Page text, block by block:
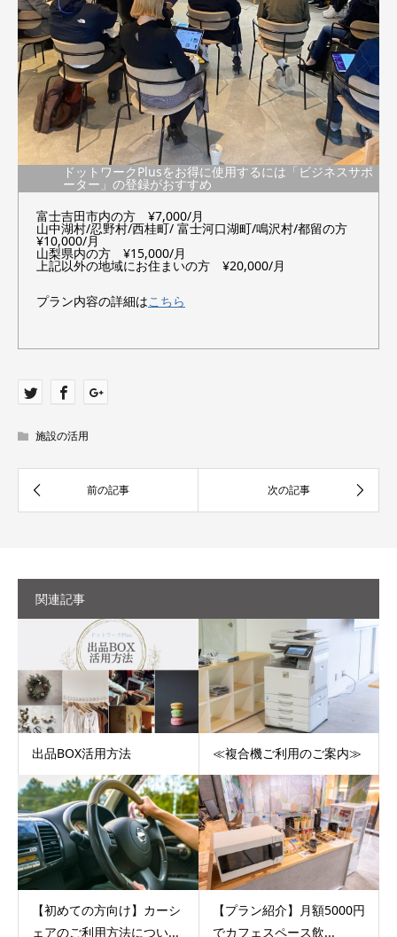
ドットワークPlusをお得に使用するには「ビジネスサポ
ーター」の登録がおすすめ
富士吉田市内の方 ¥7,000/月
山中湖村/忍野村/西桂町/ 富士河口湖町/鳴沢村/都留の方
¥10,000/月
山梨県内の方 ¥15,000/月
上記以外の地域にお住まいの方 ¥20,000/月
プラン内容の詳細はこちら
施設の活用
関連記事
出品BOX活用方法 ≪複合機ご利用のご案内≫
【初めての方向け】カーシ
ェアのご利用方法につい...
【プラン紹介】月額5000円
でカフェスペース飲...